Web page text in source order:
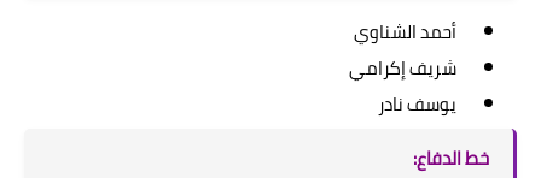
أحمد الشناوي
شريف إكرامي
يوسف نادر
خط الدفاع: